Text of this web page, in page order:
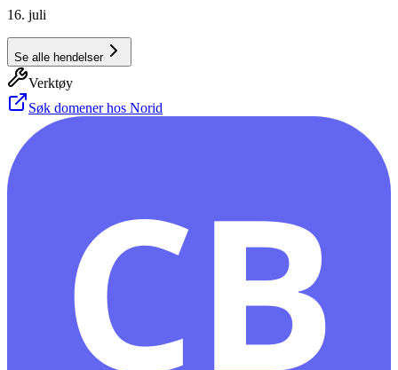
16. juli
Se alle hendelser
Verktøy
Søk domener hos Norid
CB